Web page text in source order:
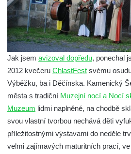
Jak jsem avizoval dopředu, ponechal
2012 kvečeru ChlastFest svému
Výběžku, ba i Děčínska. Kamenický
města s tradiční Muzejní nocí a Nocí
Muzeum lidmi naplněné, na chodbě
svou vlastní tvorbou nechává děti
příležitostnými výstavami do neděle
velmi zajímavých maturitních prací,